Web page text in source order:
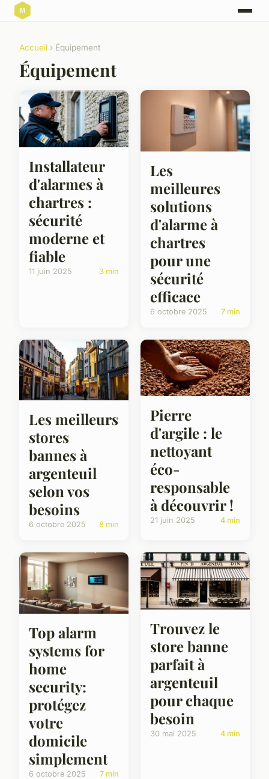
Accueil › Équipement
Équipement
Installateur
d'alarmes à
chartres :
sécurité
moderne et
fiable
11 juin 2025 3 min
Les
meilleures
solutions
d'alarme à
chartres
pour une
sécurité
efficace
6 octobre 2025 7 min
Les meilleurs
stores
bannes à
argenteuil
selon vos
besoins
6 octobre 2025 8 min
Pierre
d'argile : le
nettoyant
éco-
responsable
à découvrir !
21 juin 2025 4 min
Top alarm
systems for
home
security:
protégez
votre
domicile
simplement
6 octobre 2025 7 min
Trouvez le
store banne
parfait à
argenteuil
pour chaque
besoin
30 mai 2025 4 min